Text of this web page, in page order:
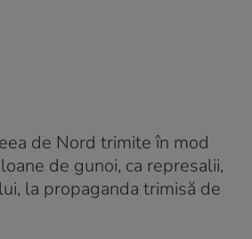
de Nord trimite în mod
de gunoi, ca represalii,
la propaganda trimisă de